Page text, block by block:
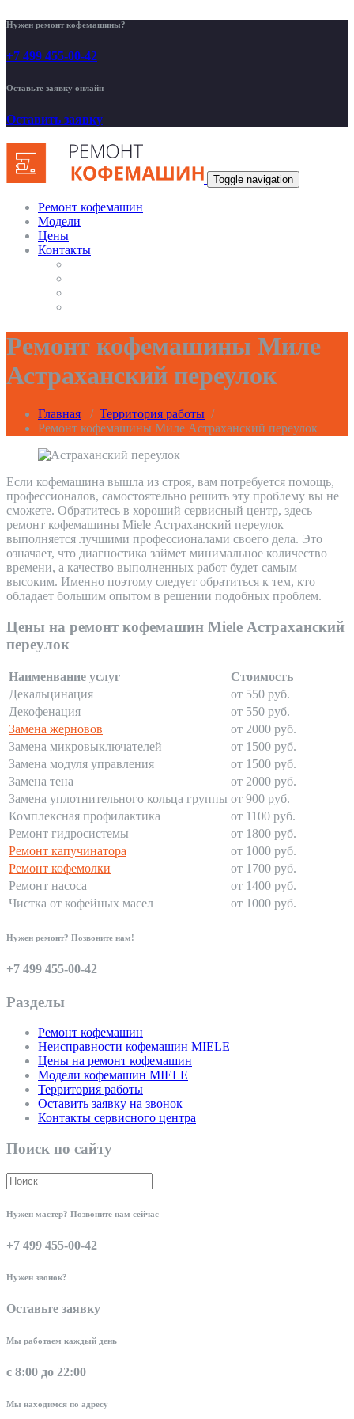
Нужен ремонт кофемашины?
+7 499 455-00-42
Оставьте заявку онлайн
Оставить заявку
Toggle navigation
Ремонт кофемашин
Модели
Цены
Контакты
Ремонт кофемашины Миле
Астраханский переулок
Главная / Территория работы /
Ремонт кофемашины Миле Астраханский переулок
Если кофемашина вышла из строя, вам потребуется помощь,
профессионалов, самостоятельно решить эту проблему вы не
сможете. Обратитесь в хороший сервисный центр, здесь
ремонт кофемашины Miele Астраханский переулок
выполняется лучшими профессионалами своего дела. Это
означает, что диагностика займет минимальное количество
времени, а качество выполненных работ будет самым
высоким. Именно поэтому следует обратиться к тем, кто
обладает большим опытом в решении подобных проблем.
Цены на ремонт кофемашин Miele Астраханский
переулок
Наименвание услуг
Стоимость
Декальцинация
от 550 руб.
Декофенация
от 550 руб.
Замена жерновов
от 2000 руб.
Замена микровыключателей
от 1500 руб.
Замена модуля управления
от 1500 руб.
Замена тена
от 2000 руб.
Замена уплотнительного кольца группы от 900 руб.
Комплексная профилактика
от 1100 руб.
Ремонт гидросистемы
от 1800 руб.
Ремонт капучинатора
от 1000 руб.
Ремонт кофемолки
от 1700 руб.
Ремонт насоса
от 1400 руб.
Чистка от кофейных масел
от 1000 руб.
Нужен ремонт? Позвоните нам!
+7 499 455-00-42
Разделы
Ремонт кофемашин
Неисправности кофемашин MIELE
Цены на ремонт кофемашин
Модели кофемашин MIELE
Территория работы
Оставить заявку на звонок
Контакты сервисного центра
Поиск по сайту
Нужен мастер? Позвоните нам сейчас
+7 499 455-00-42
Нужен звонок?
Оставьте заявку
Мы работаем каждый день
с 8:00 до 22:00
Мы находимся по адресу